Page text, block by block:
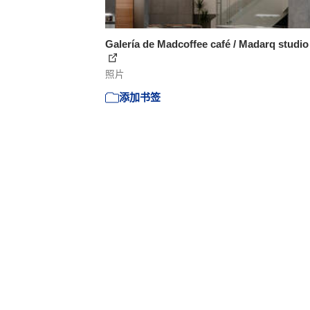
Galería de Madcoffee café / Madarq studio
照片
添加书签